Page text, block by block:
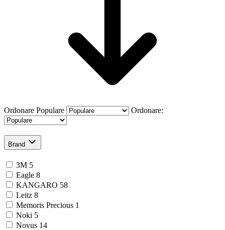
Ordonare Populare Ordonare:
Brand
3M 5
Eagle 8
KANGARO 58
Leitz 8
Memoris Precious 1
Noki 5
Novus 14